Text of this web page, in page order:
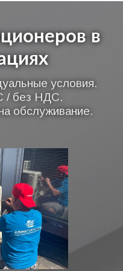
в
условия.
/ без НДС.
обслуживание.